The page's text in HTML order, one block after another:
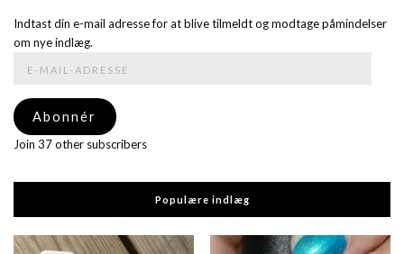
Indtast din e-mail adresse for at blive tilmeldt og modtage påmindelser
om nye indlæg.
adresse
Abonnér
Join 37 other subscribers
Populære indlæg